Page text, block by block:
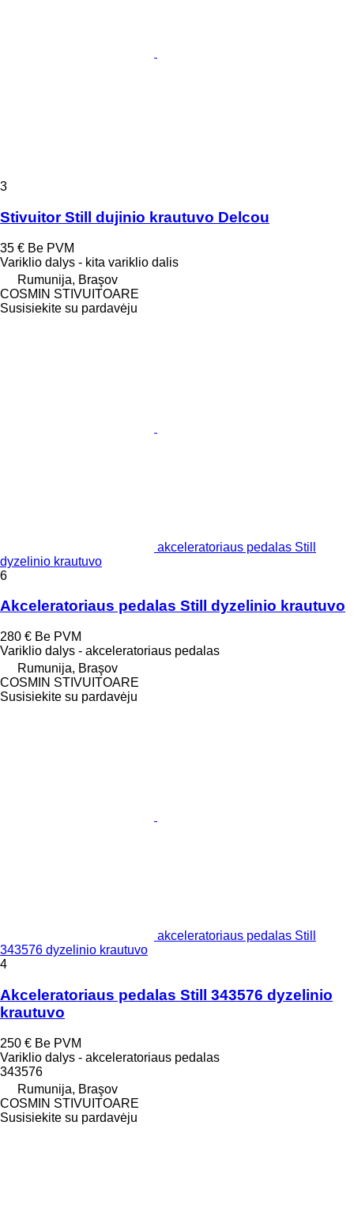
3
Stivuitor Still dujinio krautuvo Delcou
35 € Be PVM
Variklio dalys - kita variklio dalis
Rumunija, Braşov
COSMIN STIVUITOARE
Susisiekite su pardavėju
akceleratoriaus pedalas Still
dyzelinio krautuvo
6
Akceleratoriaus pedalas Still dyzelinio krautuvo
280 € Be PVM
Variklio dalys - akceleratoriaus pedalas
Rumunija, Braşov
COSMIN STIVUITOARE
Susisiekite su pardavėju
akceleratoriaus pedalas Still
343576 dyzelinio krautuvo
4
Akceleratoriaus pedalas Still 343576 dyzelinio
krautuvo
250 € Be PVM
Variklio dalys - akceleratoriaus pedalas
343576
Rumunija, Braşov
COSMIN STIVUITOARE
Susisiekite su pardavėju